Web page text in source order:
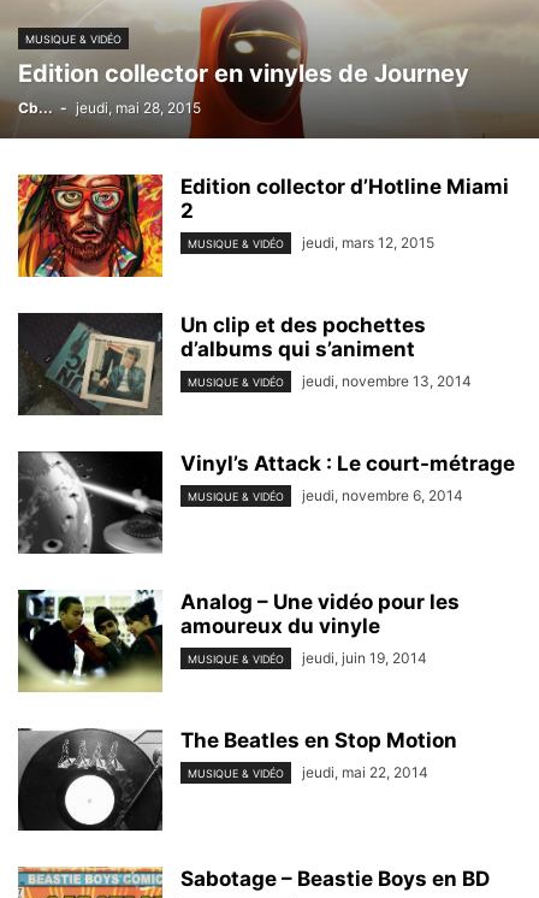
MUSIQUE & VIDÉO
Edition collector en vinyles de Journey
Cb... - jeudi, mai 28, 2015
Edition collector d’Hotline Miami
2
MUSIQUE & VIDÉO jeudi, mars 12, 2015
Un clip et des pochettes
d’albums qui s’animent
MUSIQUE & VIDÉO jeudi, novembre 13, 2014
Vinyl’s Attack : Le court-métrage
MUSIQUE & VIDÉO jeudi, novembre 6, 2014
Analog – Une vidéo pour les
amoureux du vinyle
MUSIQUE & VIDÉO jeudi, juin 19, 2014
The Beatles en Stop Motion
MUSIQUE & VIDÉO jeudi, mai 22, 2014
Sabotage – Beastie Boys en BD